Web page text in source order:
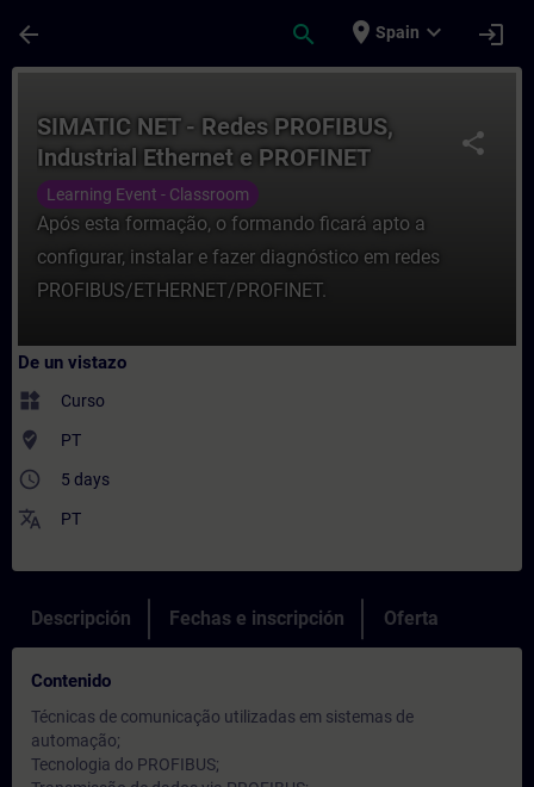
arrow_back search place Spain expand_more login
share
SIMATIC NET - Redes PROFIBUS,
Industrial Ethernet e PROFINET
Learning Event - Classroom
Após esta formação, o formando ficará apto a
configurar, instalar e fazer diagnóstico em redes
PROFIBUS/ETHERNET/PROFINET.
De un vistazo
widgets Curso
where_to_vote PT
access_time 5 days
translate PT
Descripción Fechas e inscripción Oferta
Contenido
Técnicas de comunicação utilizadas em sistemas de
automação;
Tecnologia do PROFIBUS;